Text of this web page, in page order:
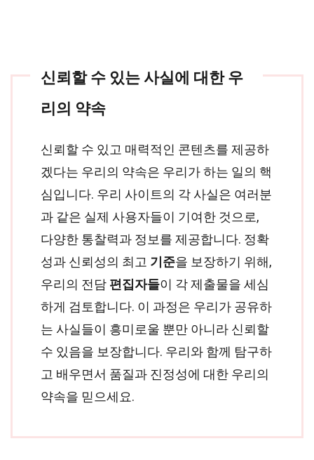
신뢰할 수 있는 사실에 대한 우
리의 약속
신뢰할 수 있고 매력적인 콘텐츠를 제공하
겠다는 우리의 약속은 우리가 하는 일의 핵
심입니다. 우리 사이트의 각 사실은 여러분
과 같은 실제 사용자들이 기여한 것으로,
다양한 통찰력과 정보를 제공합니다. 정확
성과 신뢰성의 최고 기준을 보장하기 위해,
우리의 전담 편집자들이 각 제출물을 세심
하게 검토합니다. 이 과정은 우리가 공유하
는 사실들이 흥미로울 뿐만 아니라 신뢰할
수 있음을 보장합니다. 우리와 함께 탐구하
고 배우면서 품질과 진정성에 대한 우리의
약속을 믿으세요.